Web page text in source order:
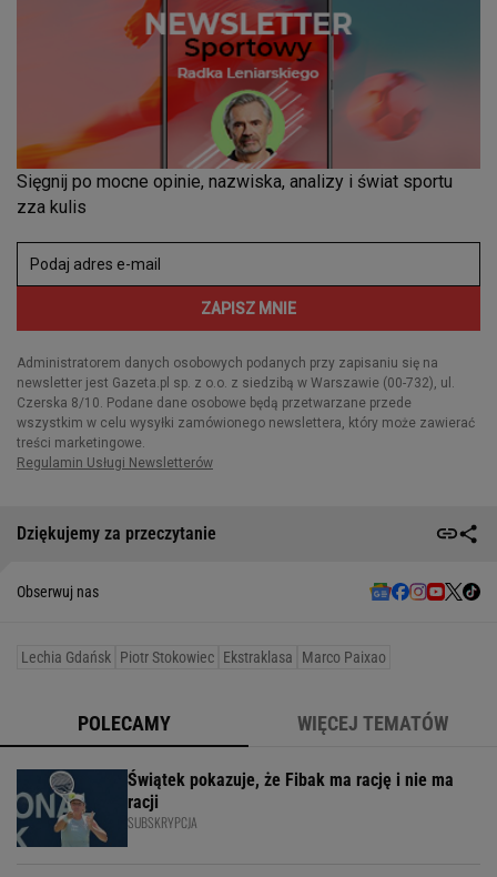
Dziękujemy za przeczytanie
Obserwuj nas
Lechia Gdańsk Piotr Stokowiec Ekstraklasa Marco Paixao
POLECAMY WIĘCEJ TEMATÓW
Świątek pokazuje, że Fibak ma rację i nie ma
racji
SUBSKRYPCJA